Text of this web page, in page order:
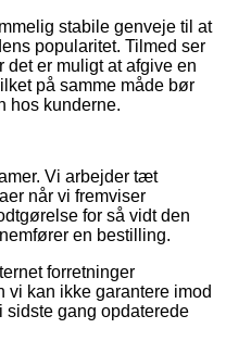
stabile genveje til at
popularitet. Tilmed ser
er muligt at afgive en
på samme måde bør
hos kunderne.
Vi arbejder tæt
når vi fremviser
for så vidt den
en bestilling.
forretninger
vi kan ikke garantere imod
sidste gang opdaterede